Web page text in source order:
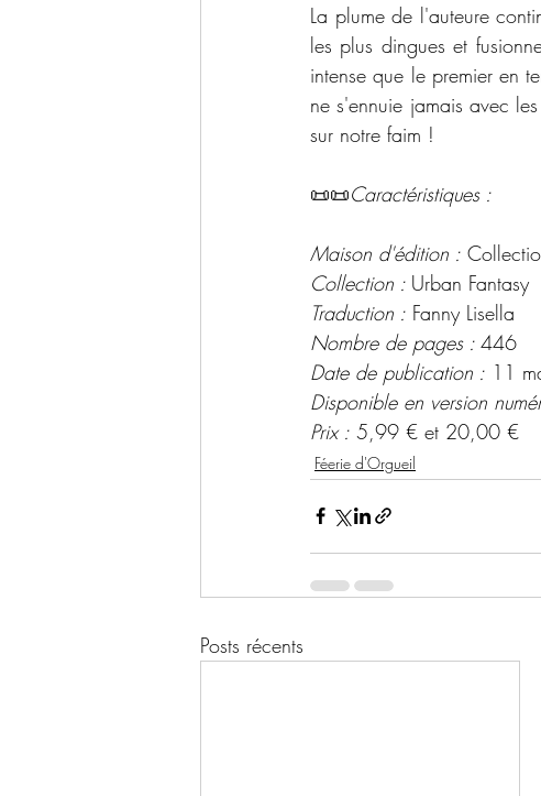
La plume de l'auteure
les plus dingues et
intense que le premier en
ne s'ennuie jamais avec
sur notre faim !
📜📜Caractéristiques :
Maison d'édition :
Collection : Urban Fantasy
Traduction : Fanny Lisella
Nombre de pages : 446
Date de publication : 11
Disponible en version
Prix : 5,99 € et 20,00 €
Féerie d'Orgueil
Posts récents